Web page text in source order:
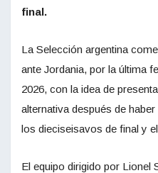
final.
La Selección argentina
ante Jordania, por la última
2026, con la idea de
alternativa después de
los dieciseisavos de final y
El equipo dirigido por Lionel